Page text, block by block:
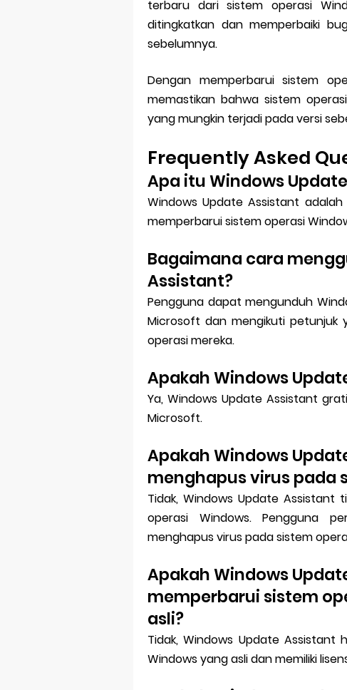
terbaru dari sistem operasi
ditingkatkan dan memperbaiki
sebelumnya.
Dengan memperbarui sistem
memastikan bahwa sistem
yang mungkin terjadi pada versi
Frequently Asked
Apa itu Windows
Windows Update Assistant
memperbarui sistem operasi
Bagaimana cara
Assistant?
Pengguna dapat mengunduh
Microsoft dan mengikuti petunjuk
operasi mereka.
Apakah Windows
Ya, Windows Update Assistant
Microsoft.
Apakah Windows
menghapus virus pada
Tidak, Windows Update
operasi Windows. Pengguna
menghapus virus pada sistem
Apakah Windows
memperbarui sistem
asli?
Tidak, Windows Update
Windows yang asli dan memiliki